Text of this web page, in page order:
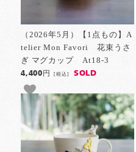
（2026年5月）【1点もの】A
telier Mon Favori 花束うさ
ぎ マグカップ At18-3
4,400円[税込] SOLD